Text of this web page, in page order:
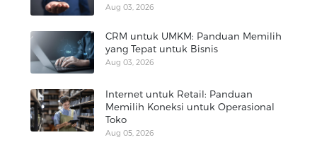
Aug 03, 2026
CRM untuk UMKM: Panduan Memilih
yang Tepat untuk Bisnis
Aug 03, 2026
Internet untuk Retail: Panduan
Memilih Koneksi untuk Operasional
Toko
Aug 05, 2026